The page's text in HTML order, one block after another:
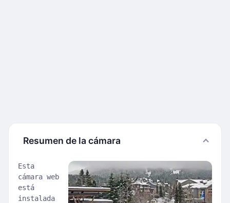
Resumen de la cámara
Esta
cámara web
está
instalada